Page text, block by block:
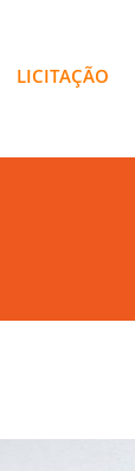
LICITAÇÃO